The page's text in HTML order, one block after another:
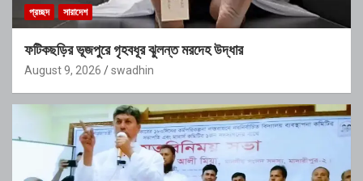
প্রচ্ছদ সারাদেশ
ফটিকছড়ির ভূজপুরে গৃহবধূর ঝুলন্ত মরদেহ উদ্ধার
August 9, 2026 swadhin